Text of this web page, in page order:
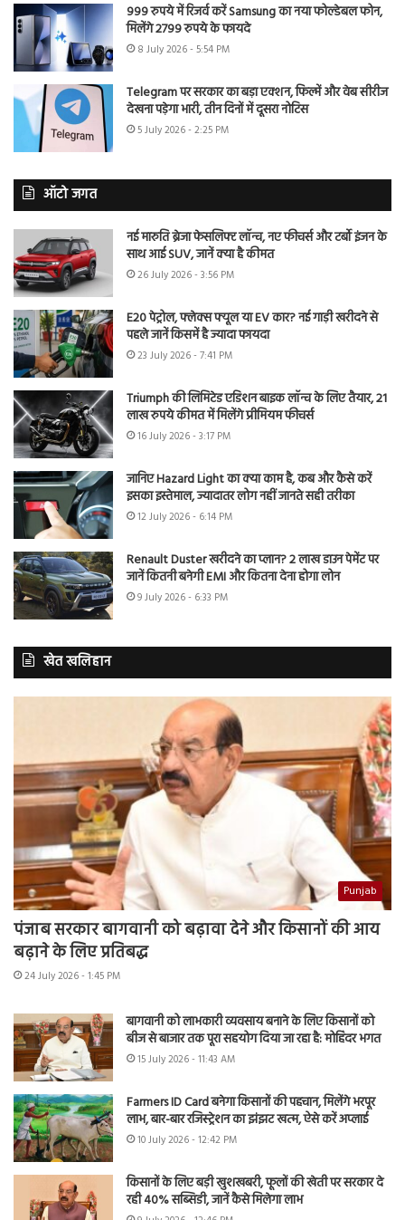
999 रुपये में रिजर्व करें Samsung का नया फोल्डेबल फोन,
मिलेंगे 2799 रुपये के फायदे
8 July 2026 - 5:54 PM
Telegram पर सरकार का बड़ा एक्शन, फिल्में और वेब सीरीज
देखना पड़ेगा भारी, तीन दिनों में दूसरा नोटिस
5 July 2026 - 2:25 PM
ऑटो जगत
नई मारुति ब्रेजा फेसलिफ्ट लॉन्च, नए फीचर्स और टर्बो इंजन के
साथ आई SUV, जानें क्या है कीमत
26 July 2026 - 3:56 PM
E20 पेट्रोल, फ्लेक्स फ्यूल या EV कार? नई गाड़ी खरीदने से
पहले जानें किसमें है ज्यादा फायदा
23 July 2026 - 7:41 PM
Triumph की लिमिटेड एडिशन बाइक लॉन्च के लिए तैयार, 21
लाख रुपये कीमत में मिलेंगे प्रीमियम फीचर्स
16 July 2026 - 3:17 PM
जानिए Hazard Light का क्या काम है, कब और कैसे करें
इसका इस्तेमाल, ज्यादातर लोग नहीं जानते सही तरीका
12 July 2026 - 6:14 PM
Renault Duster खरीदने का प्लान? 2 लाख डाउन पेमेंट पर
जानें कितनी बनेगी EMI और कितना देना होगा लोन
9 July 2026 - 6:33 PM
खेत खलिहान
Punjab
पंजाब सरकार बागवानी को बढ़ावा देने और किसानों की आय
बढ़ाने के लिए प्रतिबद्ध
24 July 2026 - 1:45 PM
बागवानी को लाभकारी व्यवसाय बनाने के लिए किसानों को
बीज से बाजार तक पूरा सहयोग दिया जा रहा है: मोहिंदर भगत
15 July 2026 - 11:43 AM
Farmers ID Card बनेगा किसानों की पहचान, मिलेंगे भरपूर
लाभ, बार-बार रजिस्ट्रेशन का झंझट खत्म, ऐसे करें अप्लाई
10 July 2026 - 12:42 PM
किसानों के लिए बड़ी खुशखबरी, फूलों की खेती पर सरकार दे
रही 40% सब्सिडी, जानें कैसे मिलेगा लाभ